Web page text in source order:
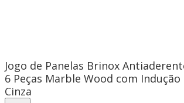
Jogo de Panelas Brinox
6 Peças Marble Wood com Indução
Cinza